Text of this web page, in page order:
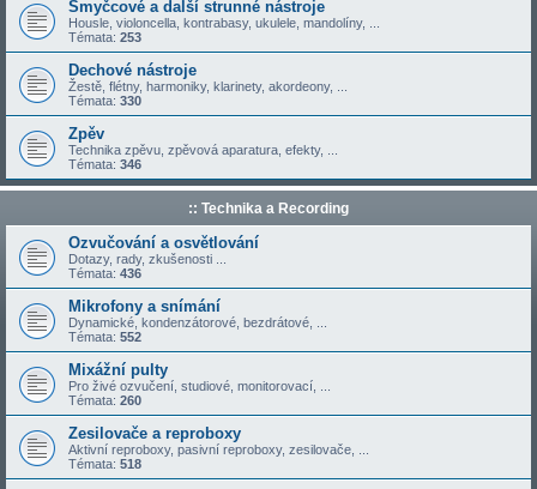
Smyčcové a další strunné nástroje
Housle, violoncella, kontrabasy, ukulele, mandolíny, ...
Témata: 253
Dechové nástroje
Žestě, flétny, harmoniky, klarinety, akordeony, ...
Témata: 330
Zpěv
Technika zpěvu, zpěvová aparatura, efekty, ...
Témata: 346
:: Technika a Recording
Ozvučování a osvětlování
Dotazy, rady, zkušenosti ...
Témata: 436
Mikrofony a snímání
Dynamické, kondenzátorové, bezdrátové, ...
Témata: 552
Mixážní pulty
Pro živé ozvučení, studiové, monitorovací, ...
Témata: 260
Zesilovače a reproboxy
Aktivní reproboxy, pasivní reproboxy, zesilovače, ...
Témata: 518